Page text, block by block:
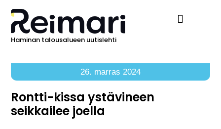
Haminan talousalueen uutislehti
26. marras 2024
Rontti-kissa ystävineen
seikkailee joella